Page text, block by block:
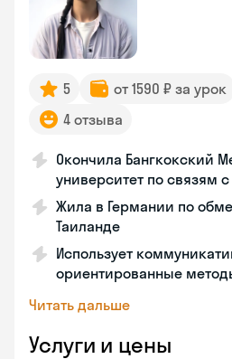
5 от 1590 ₽ за урок
4 отзыва
Окончила Бангкокский
университет по связям
Жила в Германии по
Таиланде
Использует
ориентированные
Читать дальше
Услуги и цены